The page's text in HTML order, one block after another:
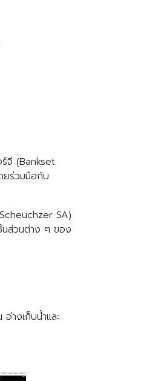
ร์จี (Bankset
ยร่วมมือกับ
SA)
นส่วนต่าง ๆ ของ
างเก็บน้ำและ